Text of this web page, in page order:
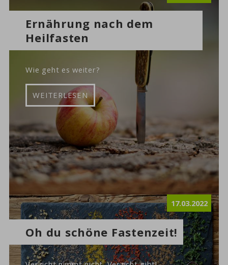
Ernährung nach dem
Heilfasten
Wie geht es weiter?
WEITERLESEN
17.03.2022
Oh du schöne Fastenzeit!